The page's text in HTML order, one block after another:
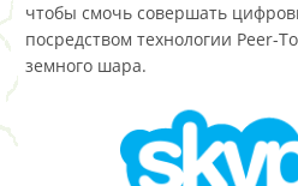
чтобы смочь совершать
посредством технологии Peer-
земного шара.